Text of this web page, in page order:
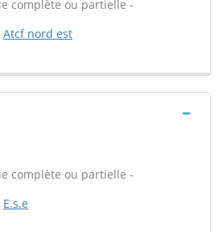
complète ou partielle -
Atcf nord est
complète ou partielle -
E.s.e